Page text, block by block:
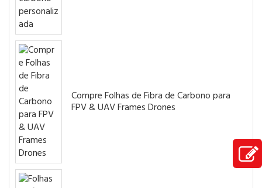
Compre Folhas de Fibra de Carbono para
FPV & UAV Frames Drones